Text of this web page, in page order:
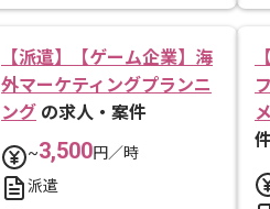
【派遣】【ゲーム企業】海
外マーケティングプランニ
ング の求人・案件
~3,500円／時
派遣